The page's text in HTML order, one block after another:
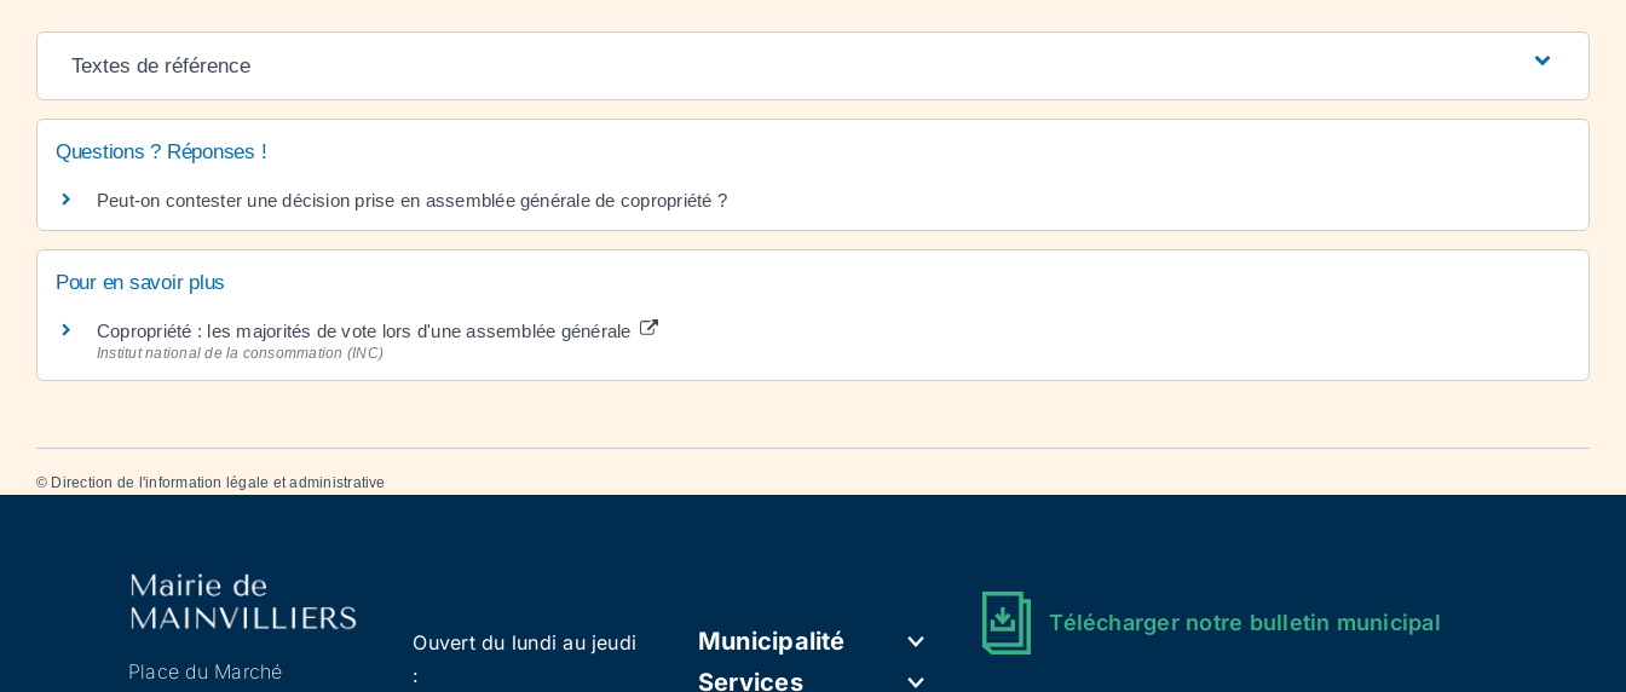
Textes de référence
Questions ? Réponses !
Peut-on contester une décision prise en assemblée générale de copropriété ?
Pour en savoir plus
Copropriété : les majorités de vote lors d'une assemblée générale
Institut national de la consommation (INC)
© Direction de l'information légale et administrative
Place du Marché
Ouvert du lundi au jeudi
:
Municipalité
Services
Télécharger notre bulletin municipal